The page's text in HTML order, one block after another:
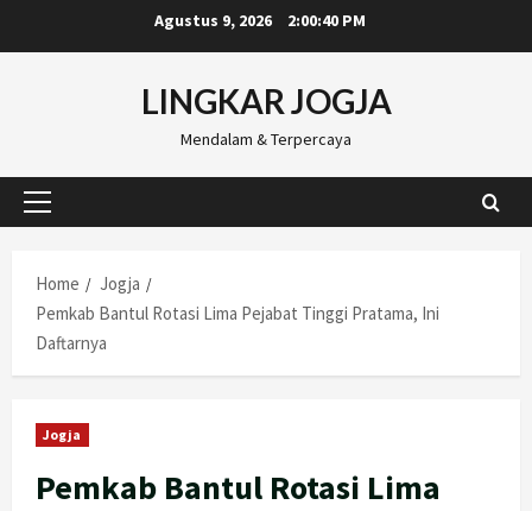
to
Agustus 9, 2026 2:00:41 PM
LINGKAR JOGJA
Mendalam & Terpercaya
Primary
Home
Jogja
Pemkab Bantul Rotasi Lima Pejabat Tinggi Pratama, Ini
Daftarnya
Jogja
Pemkab Bantul Rotasi Lima